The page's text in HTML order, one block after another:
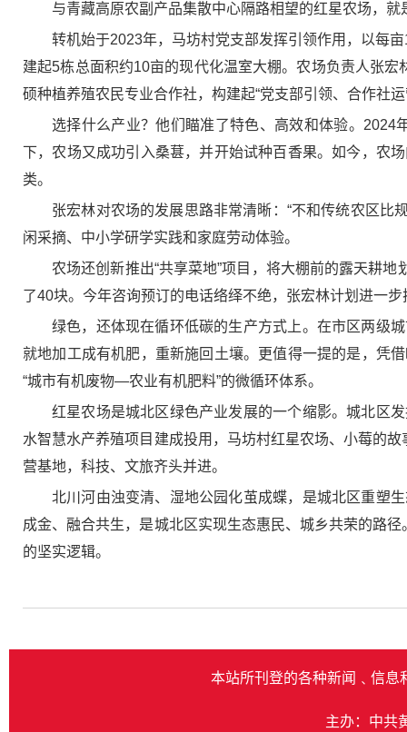
与青藏高原农副产品集散中心隔路相望的红星农场，
转机始于2023年，马坊村党支部发挥引领作用，以每
建起5栋总面积约10亩的现代化温室大棚。农场负责人张
硕种植养殖农民专业合作社，构建起“党支部引领、合作社
选择什么产业？他们瞄准了特色、高效和体验。
下，农场又成功引入桑葚，并开始试种百香果。如今，农
类。
张宏林对农场的发展思路非常清晰：“不和传统农区比
闲采摘、中小学研学实践和家庭劳动体验。
农场还创新推出“共享菜地”项目，将大棚前的露天耕
了40块。今年咨询预订的电话络绎不绝，张宏林计划进一
绿色，还体现在循环低碳的生产方式上。在市区两级
就地加工成有机肥，重新施回土壤。更值得一提的是，凭
“城市有机废物—农业有机肥料”的微循环体系。
红星农场是城北区绿色产业发展的一个缩影。城北区
水智慧水产养殖项目建成投用，马坊村红星农场、小莓的
营基地，科技、文旅齐头并进。
北川河由浊变清、湿地公园化茧成蝶，是城北区重塑
成金、融合共生，是城北区实现生态惠民、城乡共荣的路
的坚实逻辑。
本站所刊登的各种新闻﹑信息
主办：中共